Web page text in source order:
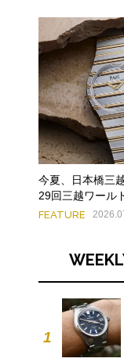
今夏、日本橋三
29回三越ワール
FEATURE
1